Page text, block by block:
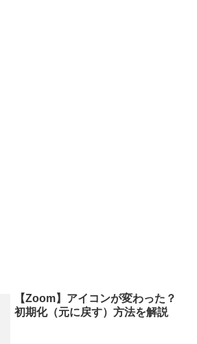
【Zoom】アイコンが変わった？
初期化（元に戻す）方法を解説